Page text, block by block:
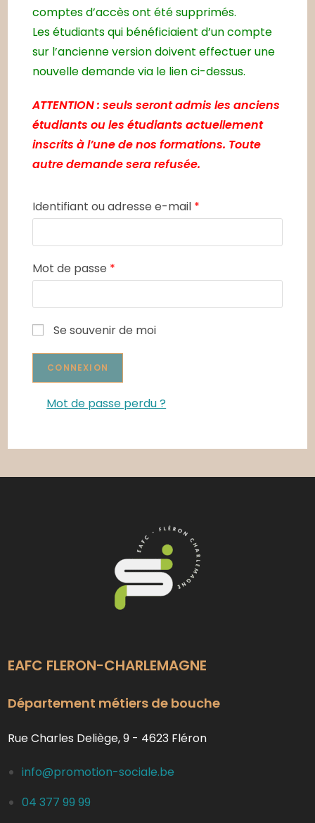
comptes d’accès ont été supprimés.
Les étudiants qui bénéficiaient d’un compte
sur l’ancienne version doivent effectuer une
nouvelle demande via le lien ci-dessus.
ATTENTION : seuls seront admis les anciens
étudiants ou les étudiants actuellement
inscrits à l’une de nos formations. Toute
autre demande sera refusée.
Identifiant ou adresse e-mail *
Mot de passe *
Se souvenir de moi
Mot de passe perdu ?
EAFC FLERON-CHARLEMAGNE
Département métiers de bouche
Rue Charles Deliège, 9 - 4623 Fléron
info@promotion-sociale.be
04 377 99 99